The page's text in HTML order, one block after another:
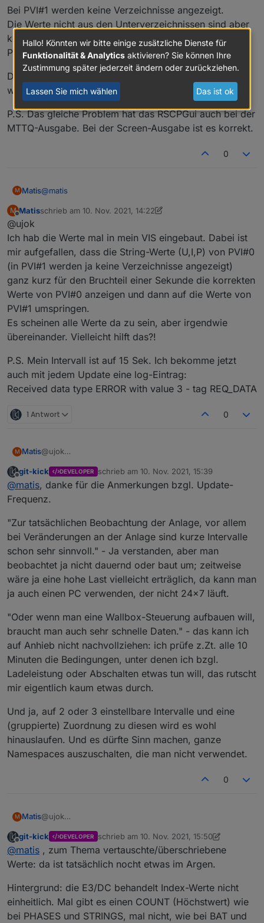
auch noch stabil auf schwächeren Systemen laufen.
Hab aber keine Idee wie komplex das ist. Nur so
Bei PVI#1 werden keine Verzeichnisse angezeigt.
Die Werte nicht aus den Unterverzeichnissen sind aber
korrekt, d.h. z.B. Seriennummer wird bei PVI#1 und
PVI#0 korrekt gezeigt.
D.h. die Unterzeichnisse scheinen vertaucht, bzw.
werden nicht angezeigt.
P.S. Das gleiche Problem hat das RSCPGui auch bei der
MTTQ-Ausgabe. Bei der Screen-Ausgabe ist es korrekt.
0
M Matis@matis
So jetzt habe ich auch die 0.0.7-beta. Sehr krass.
und Temp. angezeigt. Diese enthalten aber die Werte
von PVI#1.
Bei PVI#1 werden keine Verzeichnisse angezeigt.
Die Werte nicht aus den Unterverzeichnissen sind aber
korrekt, d.h. z.B. Seriennummer wird bei PVI#1 und
PVI#0 korrekt gezeigt.
D.h. die Unterzeichnisse scheinen vertaucht, bzw.
werden nicht angezeigt.
P.S. Das gleiche Problem hat das RSCPGui auch bei der
MTTQ-Ausgabe. Bei der Screen-Ausgabe ist es korrekt.
M
Offline
Matisschrieb am 10. Nov. 2021, 14:22
zuletzt editiert von Matis11. Okt. 2021, 15:25
@ujok
Ich hab die Werte mal in mein VIS eingebaut. Dabei ist
mir aufgefallen, dass die String-Werte (U,I,P) von PVI#0
(in PVI#1 werden ja keine Verzeichnisse angezeigt)
ganz kurz für den Bruchteil einer Sekunde die korrekten
Werte von PVI#0 anzeigen und dann auf die Werte von
PVI#1 umspringen.
Es scheinen alle Werte da zu sein, aber irgendwie
übereinander. Vielleicht hilft das?!
P.S. Mein Intervall ist auf 15 Sek. Ich bekomme jetzt
auch mit jedem Update eine log-Eintrag:
Received data type ERROR with value 3 - tag REQ_DATA
1 Antwort 0
M Matis@ujok
0.0.7? Ich bekomme immer nur die 0.0.6-beta?
Zur tatsächlichen Beobachtung der Anlage, vor allem bei
Veränderungen an der Anlage sind kurze Intervalle
schon sehr sinnvoll. Oder wenn man eine Wallbox-
schnelle Daten.
DC/DC und Bat würde ich eher auf längerem Intervall
Wechselrichter (PVI), Leistungsmesser, Wallbox eher
Oder irgendwie einzelne Werte, die man wirklich kurz
braucht, zum einzeln anklicken.
Quasi zwei Intervalle, alle die nicht angeklickt sind
Intervall 1 und alle angeklickten Intervall 2.
Wenn man dann nur wenige Werte braucht, könnte das
auch noch stabil auf schwächeren Systemen laufen.
Hab aber keine Idee wie komplex das ist. Nur so
brainstorming.
Offline
git-kick DEVELOPER schrieb am 10. Nov. 2021, 15:39
zuletzt editiert von
@matis, danke für die Anmerkungen bzgl. Update-
Frequenz.
"Zur tatsächlichen Beobachtung der Anlage, vor allem
bei Veränderungen an der Anlage sind kurze Intervalle
schon sehr sinnvoll." - Ja verstanden, aber man
beobachtet ja nicht dauernd oder baut um; zeitweise
wäre ja eine hohe Last vielleicht erträglich, da kann man
ja auch einen PC verwenden, der nicht 24x7 läuft.
"Oder wenn man eine Wallbox-Steuerung aufbauen will,
braucht man auch sehr schnelle Daten." - das kann ich
auf Anhieb nicht nachvollziehen: ich prüfe z.Zt. alle 10
Minuten die Bedingungen, unter denen ich bzgl.
Ladeleistung oder Abschalten etwas tun will, das rutscht
mir eigentlich kaum etwas durch.
Und ja, auf 2 oder 3 einstellbare Intervalle und eine
(gruppierte) Zuordnung zu diesen wird es wohl
hinauslaufen. Und es dürfte Sinn machen, ganze
Namespaces auszuschalten, die man nicht verwendet.
0
M Matis@ujok
aufgefallen, dass die String-Werte (U,I,P) von PVI#0 (in
PVI#1 werden ja keine Verzeichnisse angezeigt) ganz
kurz für den Bruchteil einer Sekunde die korrekten
Werte von PVI#0 anzeigen und dann auf die Werte von
PVI#1 umspringen.
Es scheinen alle Werte da zu sein, aber irgendwie
übereinander. Vielleicht hilft das?!
P.S. Mein Intervall ist auf 15 Sek. Ich bekomme jetzt auch
mit jedem Update eine log-Eintrag:
Received data type ERROR with value 3 - tag REQ_DATA
Offline
git-kick DEVELOPER schrieb am 10. Nov. 2021, 15:50
zuletzt editiert von git-kick11. Okt. 2021,
@matis , zum Thema vertauschte/überschriebene
Werte: da ist tatsächlich nocht etwas im Argen.
Hintergrund: die E3/DC behandelt Index-Werte nicht
einheitlich. Mal gibt es einen COUNT (Höchstwert) wie
bei PHASES und STRINGS, mal nicht, wie bei BAT und
Hallo! Könnten wir bitte einige zusätzliche Dienste für
Funktionalität & Analytics aktivieren? Sie können Ihre
Zustimmung später jederzeit ändern oder zurückziehen.
Lassen Sie mich wählen Das ist ok